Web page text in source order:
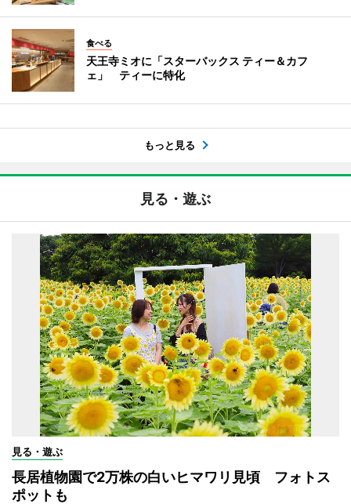
食べる
天王寺ミオに「スターバックス ティー＆カフ
ェ」 ティーに特化
もっと見る
見る・遊ぶ
見る・遊ぶ
長居植物園で2万株の白いヒマワリ見頃 フォトス
ポットも